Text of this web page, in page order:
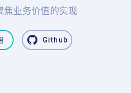
焦业务价值的实现
Github